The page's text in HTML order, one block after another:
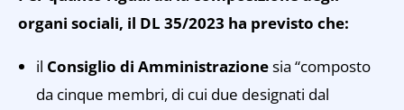
organi sociali, il DL 35/2023 ha previsto che:
il Consiglio di Amministrazionesia “composto
da cinque membri, di cui due designati dal